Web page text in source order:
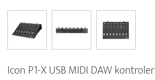
Icon P1-X USB MIDI DAW kontroler